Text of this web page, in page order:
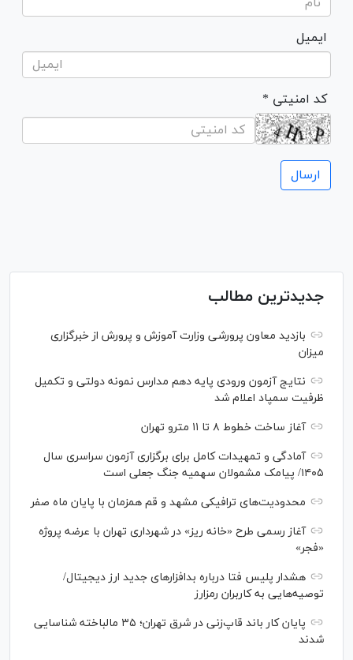
ایمیل
* کد امنیتی
جدیدترین مطالب
بازدید معاون پرورشی وزارت آموزش و پرورش از خبرگزاری
میزان
نتایج آزمون ورودی پایه دهم مدارس نمونه دولتی و تکمیل
ظرفیت سمپاد اعلام شد
آغاز ساخت خطوط ۸ تا ۱۱ مترو تهران
آمادگی و تمهیدات کامل برای برگزاری آزمون سراسری سال
۱۴۰۵/ پیامک مشمولان سهمیه جنگ جعلی است
محدودیت‌های ترافیکی مشهد و قم همزمان با پایان ماه صفر
آغاز رسمی طرح «خانه ریز» در شهرداری تهران با عرضه پروژه
«فجر»
هشدار پلیس فتا درباره بدافزار‌های جدید ارز دیجیتال/
توصیه‌هایی به کاربران رمزارز
پایان کار باند قاپ‌زنی در شرق تهران؛ ۳۵ مالباخته شناسایی
شدند